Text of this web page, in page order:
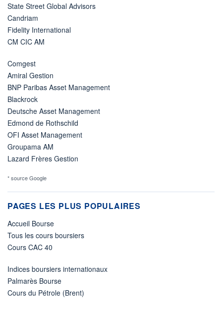
State Street Global Advisors
Candriam
Fidelity International
CM CIC AM
Comgest
Amiral Gestion
BNP Paribas Asset Management
Blackrock
Deutsche Asset Management
Edmond de Rothschild
OFI Asset Management
Groupama AM
Lazard Frères Gestion
* source Google
PAGES LES PLUS POPULAIRES
Accueil Bourse
Tous les cours boursiers
Cours CAC 40
Indices boursiers internationaux
Palmarès Bourse
Cours du Pétrole (Brent)